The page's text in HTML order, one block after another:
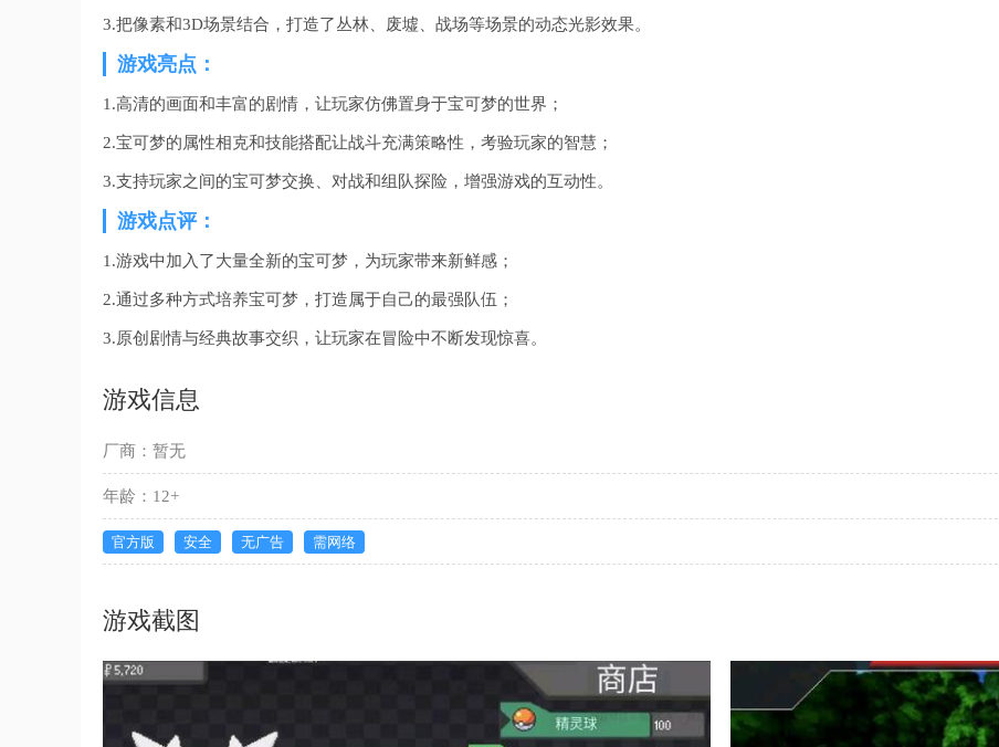
3.把像素和3D场景结合，打造了丛林、废墟、战场等场景的动态光影效果。
游戏亮点：
1.高清的画面和丰富的剧情，让玩家仿佛置身于宝可梦的世界；
2.宝可梦的属性相克和技能搭配让战斗充满策略性，考验玩家的智慧；
3.支持玩家之间的宝可梦交换、对战和组队探险，增强游戏的互动性。
游戏点评：
1.游戏中加入了大量全新的宝可梦，为玩家带来新鲜感；
2.通过多种方式培养宝可梦，打造属于自己的最强队伍；
3.原创剧情与经典故事交织，让玩家在冒险中不断发现惊喜。
游戏信息
厂商：暂无
年龄：12+
官方版 安全 无广告 需网络
游戏截图